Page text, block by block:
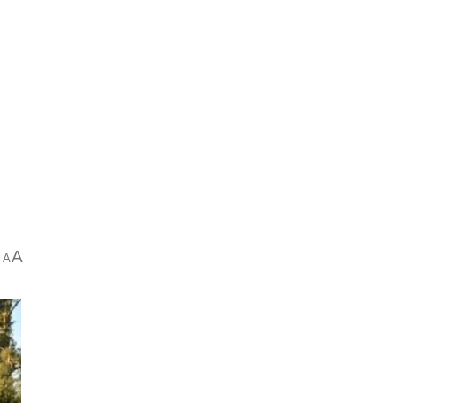
AA